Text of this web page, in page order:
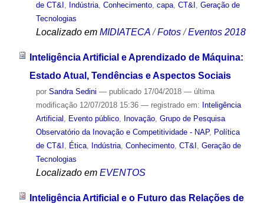
de CT&I , Indústria, Conhecimento, capa, CT&I , Geração de
Tecnologias
Localizado em MIDIATECA /Fotos /Eventos 2018
Inteligência Artificial e Aprendizado de Máquina:
Estado Atual, Tendências e Aspectos Sociais
por Sandra Sedini — publicado17/04/2018 — última
modificação12/07/2018 15:36 — registrado em: Inteligência
Artificial , Evento público, Inovação, Grupo de Pesquisa
Observatório da Inovação e Competitividade - NAP, Política
de CT&I , Ética, Indústria, Conhecimento, CT&I , Geração de
Tecnologias
Localizado em EVENTOS
Inteligência Artificial e o Futuro das Relações de